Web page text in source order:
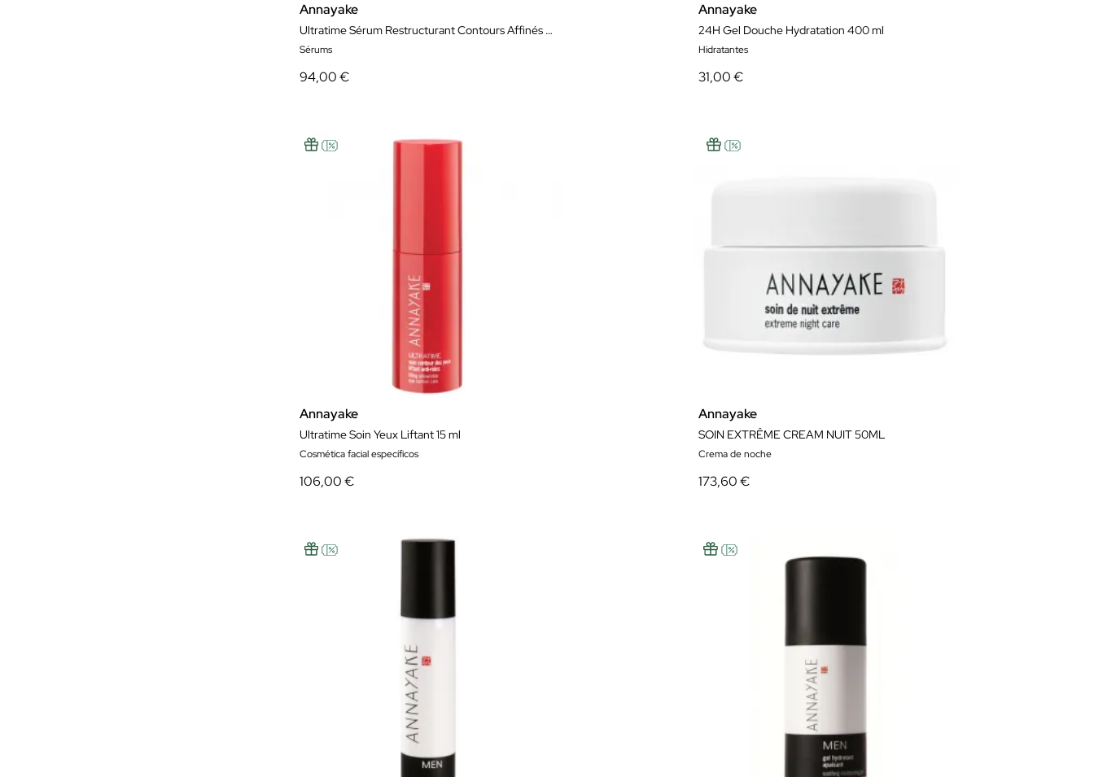
Annayake
Ultratime Sérum Restructurant Contours Affinés 30 ml
Sérums
94,00 €
Annayake
24H Gel Douche Hydratation 400 ml
Hidratantes
31,00 €
Annayake
Ultratime Soin Yeux Liftant 15 ml
Cosmética facial específicos
106,00 €
Annayake
SOIN EXTRÊME CREAM NUIT 50ML
Crema de noche
173,60 €